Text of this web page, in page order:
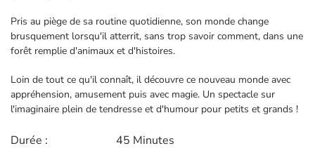
Pris au piège de sa routine quotidienne, son monde change
brusquement lorsqu'il atterrit, sans trop savoir comment, dans une
forêt remplie d'animaux et d'histoires.
Loin de tout ce qu'il connaît, il découvre ce nouveau monde avec
appréhension, amusement puis avec magie. Un spectacle sur
l'imaginaire plein de tendresse et d'humour pour petits et grands !
Durée : 45 Minutes